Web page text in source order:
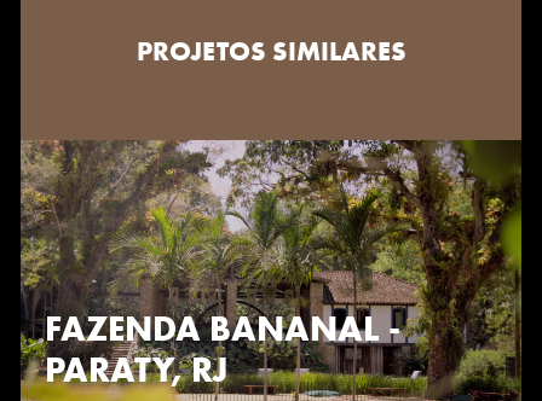
PROJETOS SIMILARES
FAZENDA BANANAL -
PARATY, RJ